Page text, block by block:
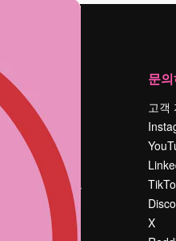
가격
회사 소개
Reviews
채용 정보
검색 트렌드
블로그
이벤트
문
고객
X